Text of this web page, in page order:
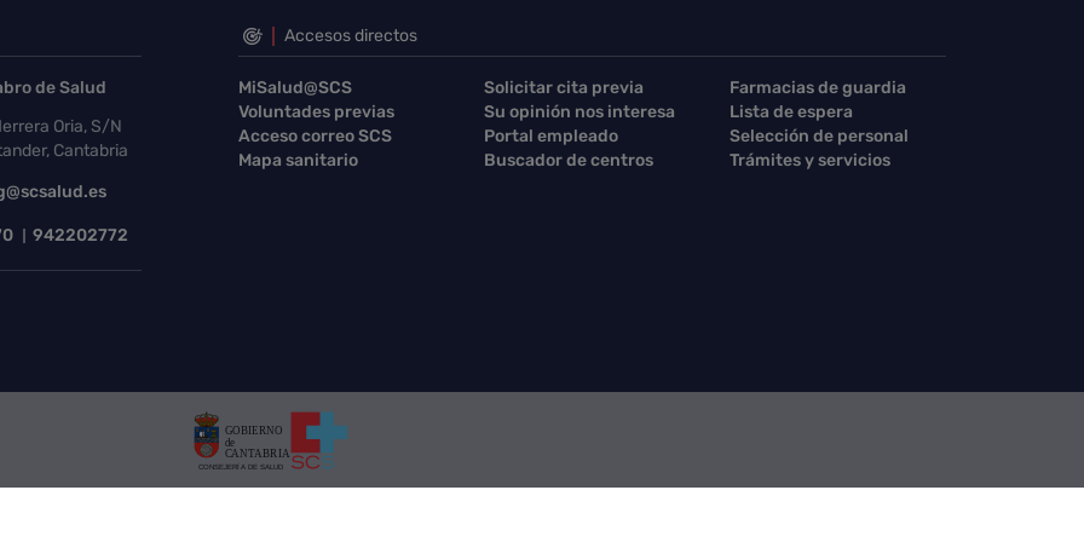
de Salud
Oria, S/N
Cantabria
942202772
Accesos directos
MiSalud@SCS Solicitar cita previa
Farmacias de guardia
Voluntades previas
Su opinión nos interesa
Lista de espera
Acceso correo SCS
Portal empleado
Selección de personal
Mapa sanitario
Buscador de centros Trámites y servicios